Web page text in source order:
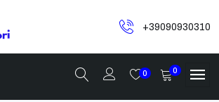
+39090930310
0 0